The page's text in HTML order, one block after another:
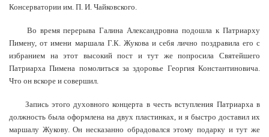
Консерватории им. П. И. Чайковского.
Во время перерыва Галина Александровна подошла к Патриарху
Пимену, от имени маршала Г.К. Жукова и себя лично поздравила его с
избранием на этот высокий пост и тут же попросила Святейшего
Патриарха Пимена помолиться за здоровье Георгия Константиновича.
Что он вскоре и совершил.
Запись этого духовного концерта в честь вступления Патриарха в
должность была оформлена на двух пластинках, и я быстро доставил их
маршалу Жукову. Он несказанно обрадовался этому подарку и тут же